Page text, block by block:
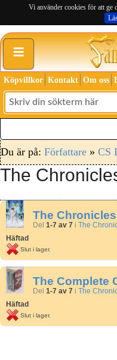
Vi använder cookies för att ge
≡
Köpvillkor Kontakt Om oss
Du är på: Författare » CS
The
The
Del 1-7 av 7 i The
Häftad
Slut i lager.
The Complete
Del 1-7 av 7 i The
Häftad
Slut i lager.